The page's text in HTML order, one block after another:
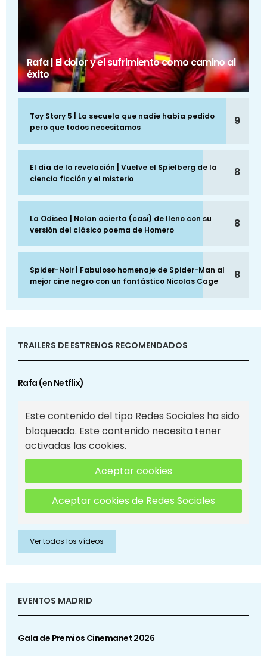
Rafa | El dolor y el sufrimiento como camino al
éxito
Toy Story 5 | La secuela que nadie había pedido
pero que todos necesitamos
9
El día de la revelación | Vuelve el Spielberg de la
ciencia ficción y el misterio
8
La Odisea | Nolan acierta (casi) de lleno con su
versión del clásico poema de Homero
8
Spider-Noir | Fabuloso homenaje de Spider-Man al
mejor cine negro con un fantástico Nicolas Cage
8
TRAILERS DE ESTRENOS RECOMENDADOS
Rafa (en Netflix)
Este contenido del tipo Redes Sociales ha sido
bloqueado. Este contenido necesita tener
activadas las cookies.
Aceptar cookies
Aceptar cookies de Redes Sociales
Ver todos los vídeos
EVENTOS MADRID
Gala de Premios Cinemanet 2026